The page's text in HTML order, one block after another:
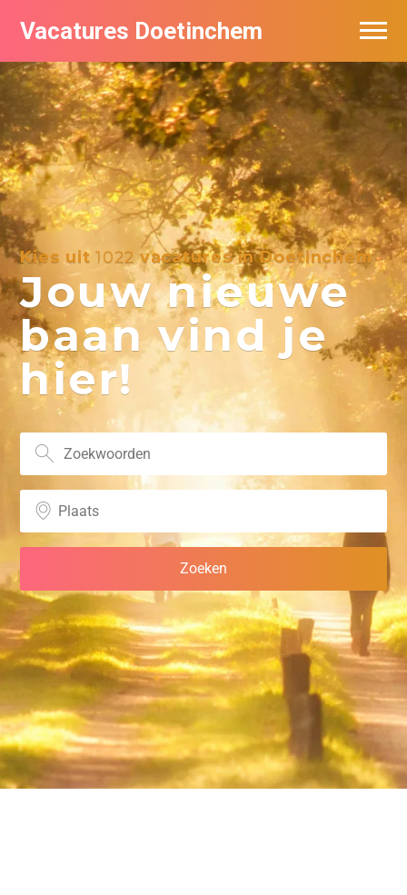
Vacatures Doetinchem
Kies uit1022vacatures in Doetinchem
Jouw nieuwe
baan vind je
hier!
Vacatures per bedrijf
De populairste vacatures in Doetinchem
Nieuwsbrief feed